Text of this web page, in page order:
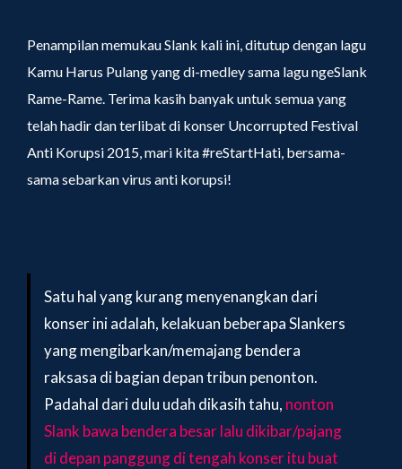
Penampilan memukau Slank kali ini, ditutup dengan lagu
Kamu Harus Pulang yang di-medley sama lagu ngeSlank
Rame-Rame. Terima kasih banyak untuk semua yang
telah hadir dan terlibat di konser Uncorrupted Festival
Anti Korupsi 2015, mari kita #reStartHati, bersama-
sama sebarkan virus anti korupsi!
Satu hal yang kurang menyenangkan dari
konser ini adalah, kelakuan beberapa Slankers
yang mengibarkan/memajang bendera
raksasa di bagian depan tribun penonton.
Padahal dari dulu udah dikasih tahu, nonton
Slank bawa bendera besar lalu dikibar/pajang
di depan panggung di tengah konser itu buat